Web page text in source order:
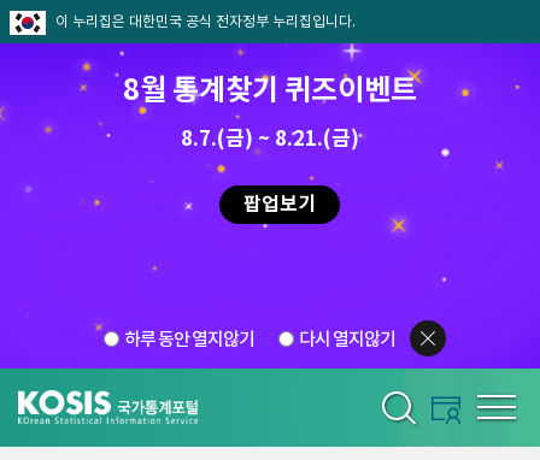
이 누리집은 대한민국 공식 전자정부 누리집입니다.
8월 통계찾기 퀴즈이벤트
8.7.(금) ~ 8.21.(금)
팝업보기
하루 동안 열지않기 다시 열지않기